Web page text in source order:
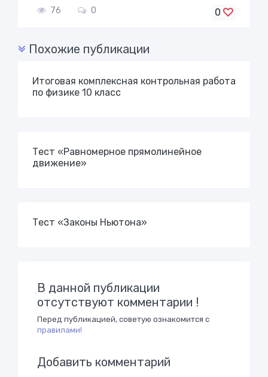
76 0 0
Похожие публикации
Итоговая комплексная контрольная работа
по физике 10 класс
Тест «Равномерное прямолинейное
движение»
Тест «Законы Ньютона»
В данной публикации
отсутствуют комментарии !
Перед публикацией, советую ознакомится с
правилами!
Добавить комментарий